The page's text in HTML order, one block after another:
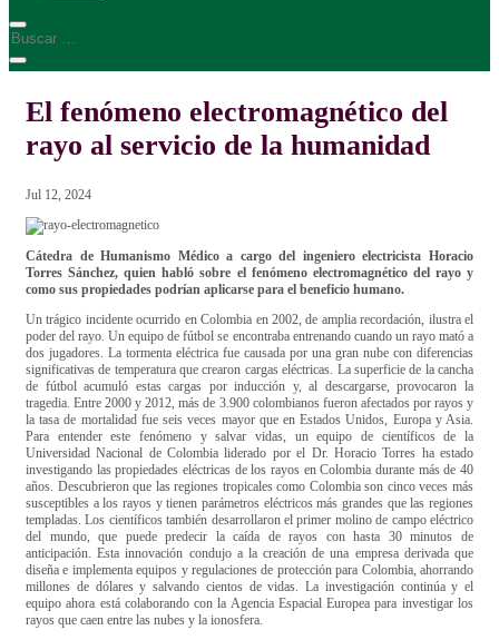
El fenómeno electromagnético del
rayo al servicio de la humanidad
Jul 12, 2024
Cátedra de Humanismo Médico a cargo del ingeniero electricista Horacio
Torres Sánchez, quien habló sobre el fenómeno electromagnético del rayo y
como sus propiedades podrían aplicarse para el beneficio humano.
Un trágico incidente ocurrido en Colombia en 2002, de amplia recordación, ilustra el
poder del rayo. Un equipo de fútbol se encontraba entrenando cuando un rayo mató a
dos jugadores. La tormenta eléctrica fue causada por una gran nube con diferencias
significativas de temperatura que crearon cargas eléctricas. La superficie de la cancha
de fútbol acumuló estas cargas por inducción y, al descargarse, provocaron la
tragedia. Entre 2000 y 2012, más de 3.900 colombianos fueron afectados por rayos y
la tasa de mortalidad fue seis veces mayor que en Estados Unidos, Europa y Asia.
Para entender este fenómeno y salvar vidas, un equipo de científicos de la
Universidad Nacional de Colombia liderado por el Dr. Horacio Torres ha estado
investigando las propiedades eléctricas de los rayos en Colombia durante más de 40
años. Descubrieron que las regiones tropicales como Colombia son cinco veces más
susceptibles a los rayos y tienen parámetros eléctricos más grandes que las regiones
templadas. Los científicos también desarrollaron el primer molino de campo eléctrico
del mundo, que puede predecir la caída de rayos con hasta 30 minutos de
anticipación. Esta innovación condujo a la creación de una empresa derivada que
diseña e implementa equipos y regulaciones de protección para Colombia, ahorrando
millones de dólares y salvando cientos de vidas. La investigación continúa y el
equipo ahora está colaborando con la Agencia Espacial Europea para investigar los
rayos que caen entre las nubes y la ionosfera.